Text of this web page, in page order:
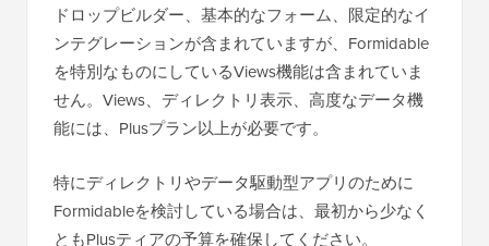
ドロップビルダー、基本的なフォーム、限定的なイ
ンテグレーションが含まれていますが、Formidable
を特別なものにしているViews機能は含まれていま
せん。Views、ディレクトリ表示、高度なデータ機
能には、Plusプラン以上が必要です。
特にディレクトリやデータ駆動型アプリのために
Formidableを検討している場合は、最初から少なく
ともPlusティアの予算を確保してください。